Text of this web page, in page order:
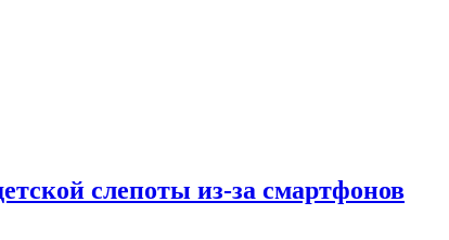
слепоты из-за смартфонов